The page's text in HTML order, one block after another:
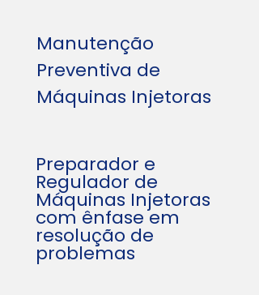
Manutenção
Preventiva de
Máquinas Injetoras
Preparador e
Regulador de
Máquinas Injetoras
com ênfase em
resolução de
problemas